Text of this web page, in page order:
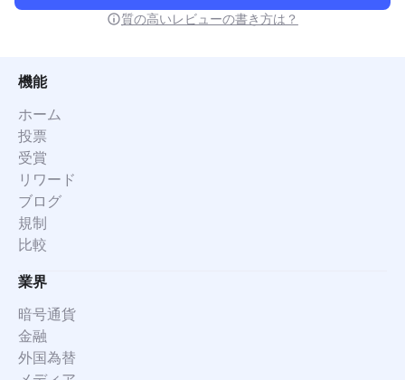
質の高いレビューの書き方は？
機能
ホーム
投票
受賞
リワード
ブログ
規制
比較
業界
暗号通貨
金融
外国為替